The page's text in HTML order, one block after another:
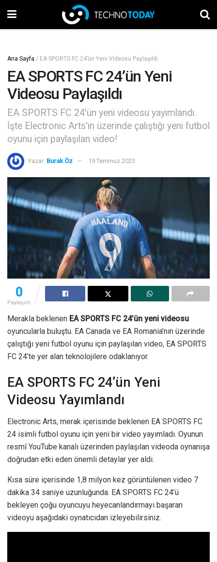
Ana Sayfa / EA SPORTS FC 24’ün Yeni Videosu Paylaşıldı
EA SPORTS FC 24’ün Yeni
Videosu Paylaşıldı
EA SPORTS FC 24'ün yeni videosu yayımlandı.
İşte Electronic Arts'ın üzerinde çalıştığı yeni futbol
oyunu için paylaşılan video!
Yazar: Burak Öz 19 Temmuz 2023
0
Paylaşım
Merakla beklenen EA SPORTS FC 24’ün yeni videosu
oyuncularla buluştu. EA Canada ve EA Romania’nın üzerinde
çalıştığı yeni futbol oyunu için paylaşılan video, EA SPORTS
FC 24’te yer alan teknolojilere odaklanıyor.
EA SPORTS FC 24’ün Yeni
Videosu Yayımlandı
Electronic Arts, merak içerisinde beklenen EA SPORTS FC
24 isimli futbol oyunu için yeni bir video yayımladı. Oyunun
resmî YouTube kanalı üzerinden paylaşılan videoda oynanışa
doğrudan etki eden önemli detaylar yer aldı.
Kısa süre içerisinde 1,8 milyon kez görüntülenen video 7
dakika 34 saniye uzunluğunda. EA SPORTS FC 24’ü
bekleyen çoğu oyuncuyu heyecanlandırmayı başaran
videoyu aşağıdaki oynatıcıdan izleyebilirsiniz.